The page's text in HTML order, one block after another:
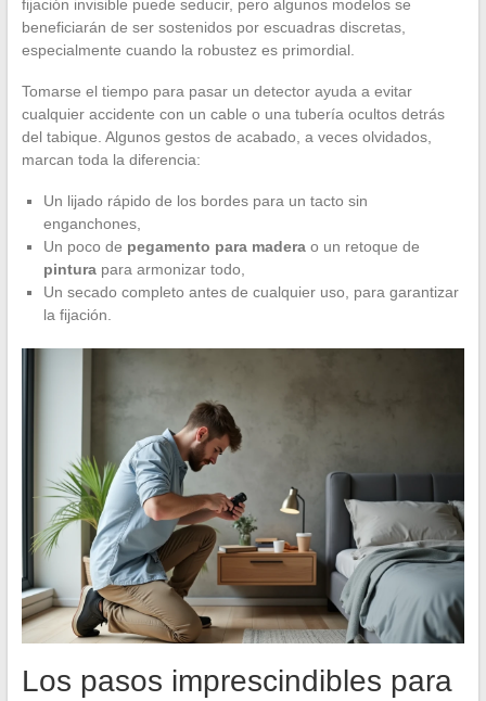
fijación invisible puede seducir, pero algunos modelos se
beneficiarán de ser sostenidos por escuadras discretas,
especialmente cuando la robustez es primordial.
Tomarse el tiempo para pasar un detector ayuda a evitar
cualquier accidente con un cable o una tubería ocultos detrás
del tabique. Algunos gestos de acabado, a veces olvidados,
marcan toda la diferencia:
Un lijado rápido de los bordes para un tacto sin
enganchones,
Un poco de pegamento para maderao un retoque de
pinturapara armonizar todo,
Un secado completo antes de cualquier uso, para garantizar
la fijación.
Los pasos imprescindibles para